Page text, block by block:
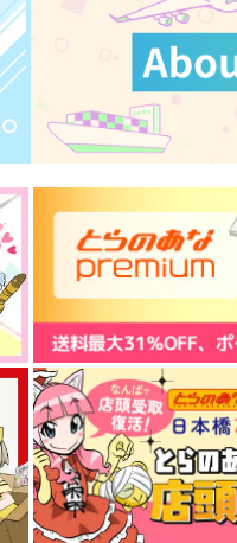
レノックス×ファウスト
作品詳細